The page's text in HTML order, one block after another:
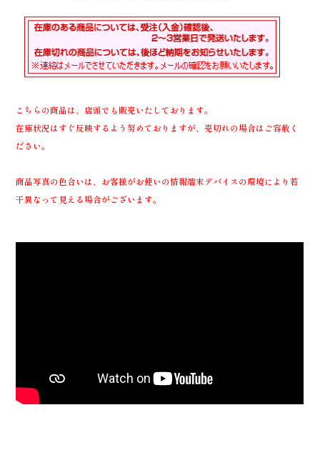
こちらの商品は、店頭でも販売いたしております。
在庫状況はすぐ反映するよう努めておりますが、売切れの場合はご容赦く
ださい。
商品写真の色合いは、お客様がお使いの情報端末デバイスの環境により若
干異なって見える場合がございます。